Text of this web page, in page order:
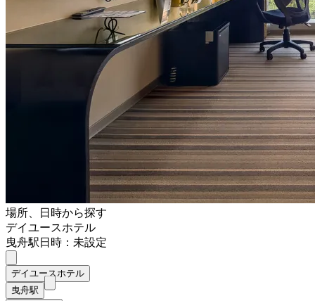
場所、日時から探す
デイユースホテル
曳舟駅日時：未設定
デイユースホテル
曳舟駅